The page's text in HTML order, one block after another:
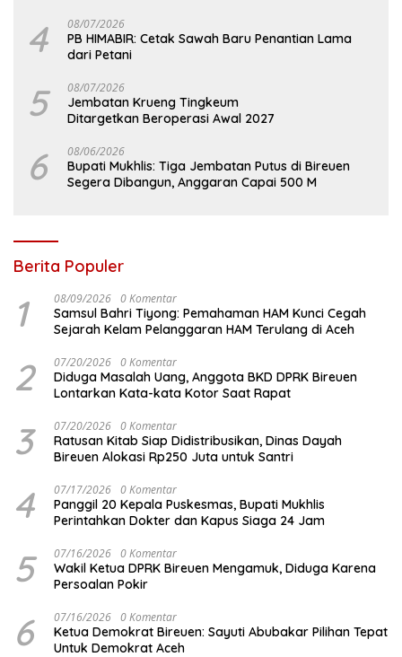
4 08/07/2026
PB HIMABIR: Cetak Sawah Baru Penantian Lama
dari Petani
5 08/07/2026
Jembatan Krueng Tingkeum
Ditargetkan Beroperasi Awal 2027
6 08/06/2026
Bupati Mukhlis: Tiga Jembatan Putus di Bireuen
Segera Dibangun, Anggaran Capai 500 M
Berita Populer
1 08/09/2026 0 Komentar
Samsul Bahri Tiyong: Pemahaman HAM Kunci Cegah
Sejarah Kelam Pelanggaran HAM Terulang di Aceh
2 07/20/2026 0 Komentar
Diduga Masalah Uang, Anggota BKD DPRK Bireuen
Lontarkan Kata-kata Kotor Saat Rapat
3 07/20/2026 0 Komentar
Ratusan Kitab Siap Didistribusikan, Dinas Dayah
Bireuen Alokasi Rp250 Juta untuk Santri
4 07/17/2026 0 Komentar
Panggil 20 Kepala Puskesmas, Bupati Mukhlis
Perintahkan Dokter dan Kapus Siaga 24 Jam
5 07/16/2026 0 Komentar
Wakil Ketua DPRK Bireuen Mengamuk, Diduga Karena
Persoalan Pokir
6 07/16/2026 0 Komentar
Ketua Demokrat Bireuen: Sayuti Abubakar Pilihan Tepat
Untuk Demokrat Aceh